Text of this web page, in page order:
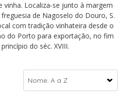
vinha. Localiza‑se junto à margem
de Nagoselo do Douro, S.
com tradição vinhateira desde o
do Porto para exportação, no fim
do séc. XVIII.